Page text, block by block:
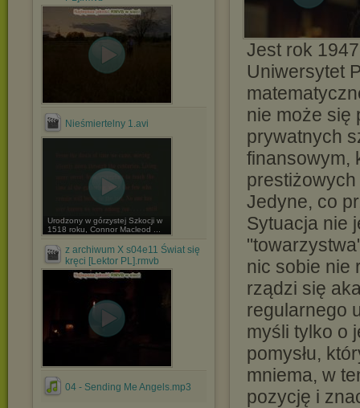
Nieśmiertelny 1.avi
Urodzony w górzystej Szkocji w
1518 roku, Connor Macleod ...
z archiwum X s04e11 Świat się
kręci [Lektor PL].rmvb
04 - Sending Me Angels.mp3
Jest rok
Uniwersytet
nie może się
prywatnych
finansowym,
Jedyne, co
Sytuacja nie
nic sobie nie
rządzi się
regularnego
myśli tylko o
pomysłu,
mniema, w
pozycję i